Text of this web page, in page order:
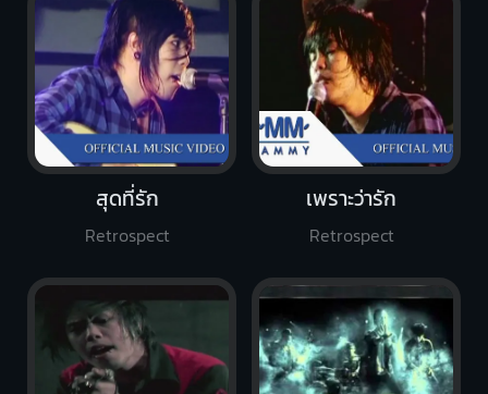
สุดที่รัก
Retrospect
เพราะว่ารัก
Retrospect